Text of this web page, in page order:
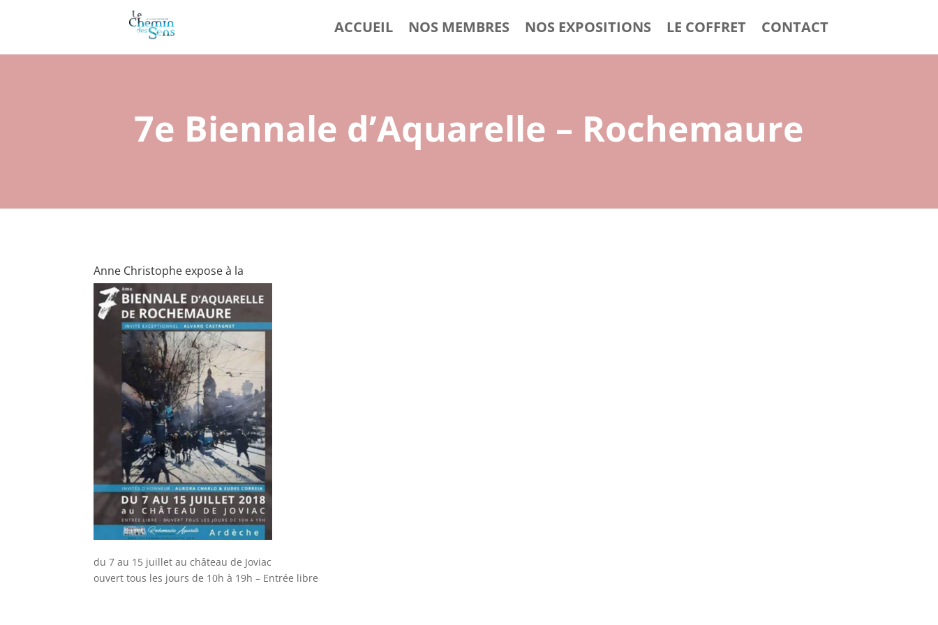
ACCUEIL NOS MEMBRES NOS EXPOSITIONS LE COFFRET CONTACT
7e Biennale d’Aquarelle – Rochemaure
Anne Christophe expose à la
du 7 au 15 juillet au château de Joviac
ouvert tous les jours de 10h à 19h – Entrée libre